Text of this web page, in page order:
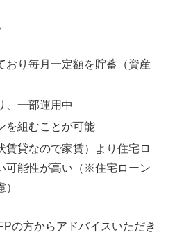
おり毎月一定額を貯蓄（資産
、一部運用中
を組むことが可能
貸なので家賃）より住宅ロ
可能性が高い（※住宅ローン
の方からアドバイスいただき